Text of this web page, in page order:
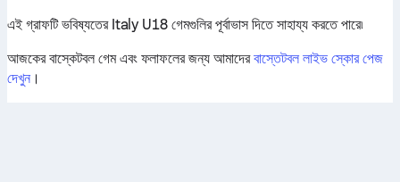
এই গ্রাফটি ভবিষ্যতের Italy U18 গেমগুলির পূর্বাভাস দিতে সাহায্য করতে পারে৷
আজকের বাস্কেটবল গেম এবং ফলাফলের জন্য আমাদেরবাস্তেটবল লাইভ স্কোর পেজ
দেখুন।